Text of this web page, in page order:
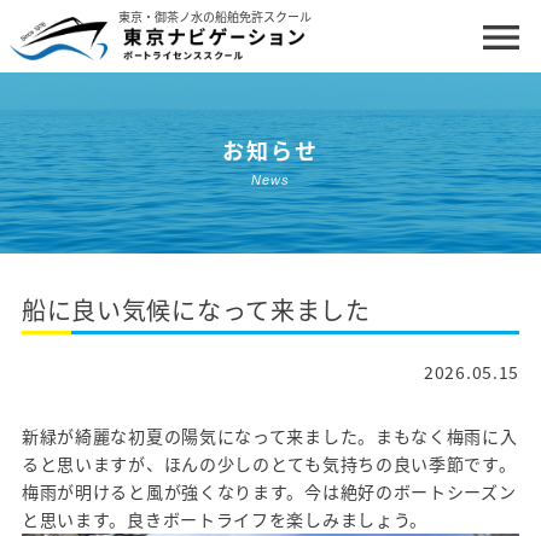
東京・御茶ノ水の船舶免許スクール menu
船舶免許について
コースと料金
講習・試験日程
更新・失効講習
お問い合わせ・お申し込み
よくあるご質問
お知らせ
News
船に良い気候になって来ました
2026.05.15
新緑が綺麗な初夏の陽気になって来ました。まもなく梅雨に入
ると思いますが、ほんの少しのとても気持ちの良い季節です。
梅雨が明けると風が強くなります。今は絶好のボートシーズン
と思います。良きボートライフを楽しみましょう。